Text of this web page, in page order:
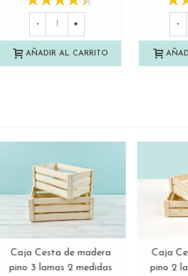
- +
AÑADIR AL CARRITO
-
Ver más
Platos de madera formas
3 modelos Ref.DRKC5